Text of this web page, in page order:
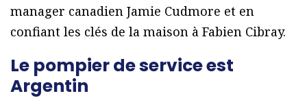
manager canadien Jamie Cudmore et en
confiant les clés de la maison à Fabien Cibray.
Le pompier de service est
Argentin